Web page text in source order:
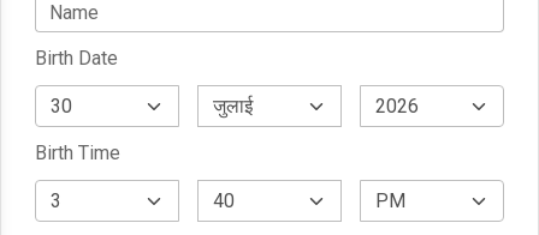
Name
Birth Date
Birth Time